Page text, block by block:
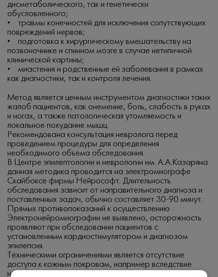
дисметаболического, так и генетически
обусловленного;
• травмы конечностей для исключения сопутствующих
повреждений нервов;
• подготовка к хирургическому вмешательству на
позвоночнике и спинном мозге в случае нетипичной
клинической картины;
• миастения и родственные ей заболевания в рамках
как диагностики, так и контроля лечения.
Метод является ценным инструментом диагностики таких
жалоб пациентов, как онемение, боль, слабость в руках
и ногах, а также патологическая утомляемость и
локальное похудание мышц.
Рекомендована консультация невролога перед
проведением процедуры для определения
необходимого объема обследования.
В Центре эпилептологии и неврологии им. А.А.Казаряна
данная методика проводится на электромиографе
Скайбоксе фирмы Нейрософт. Длительность
обследования зависит от направительного диагноза и
поставленных задач, обычно составляет 30-90 минут.
Прямых противопоказаний к осуществлению
Электронейромиографии не выявлено, осторожность
проявляют при обследовании пациентов с
установленным кардиостимулятором и диагнозом
эпилепсия.
Техническими ограничениями является отсутствие
доступа к кожным покровам, например вследствие
наложения гипсовой лангеты, открытых ранений и